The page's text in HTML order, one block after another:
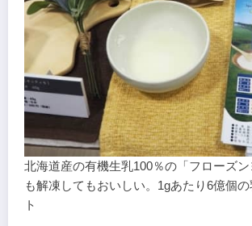
北海道産の有機生乳100％の「フローズ
も解凍してもおいしい。1gあたり6億個
ト